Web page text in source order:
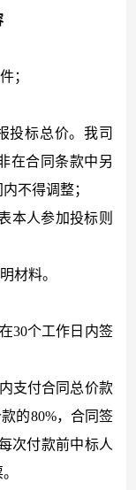
；
投标总价。我司
在合同条款中另
不得调整；
本人参加投标则
材料。
30个工作日内签
支付合同总价款
的80%， 合同签
次付款前中标人